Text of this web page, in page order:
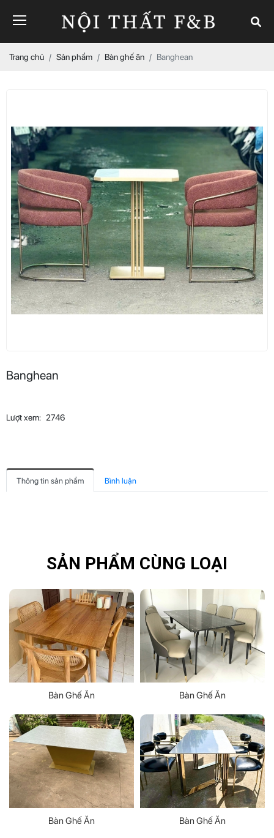
Trang chủ Sản phẩm Bàn ghế ăn Banghean
Banghean
Lượt xem: 2746
Thông tin sản phẩm Bình luận
SẢN PHẨM CÙNG LOẠI
Bàn Ghế Ăn Bàn Ghế Ăn
Bàn Ghế Ăn Bàn Ghế Ăn